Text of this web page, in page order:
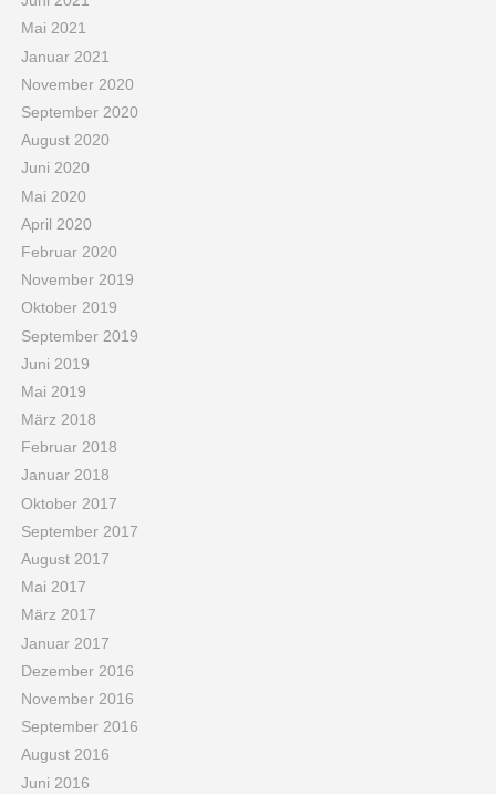
Mai 2021
Januar 2021
November 2020
September 2020
August 2020
Juni 2020
Mai 2020
April 2020
Februar 2020
November 2019
Oktober 2019
September 2019
Juni 2019
Mai 2019
März 2018
Februar 2018
Januar 2018
Oktober 2017
September 2017
August 2017
Mai 2017
März 2017
Januar 2017
Dezember 2016
November 2016
September 2016
August 2016
Juni 2016